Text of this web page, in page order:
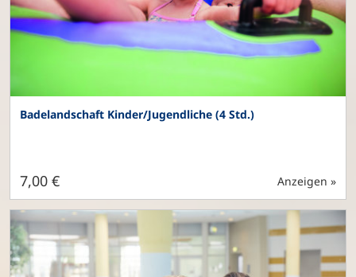
Badelandschaft Kinder/Jugendliche (4 Std.)
7,00 € Anzeigen »